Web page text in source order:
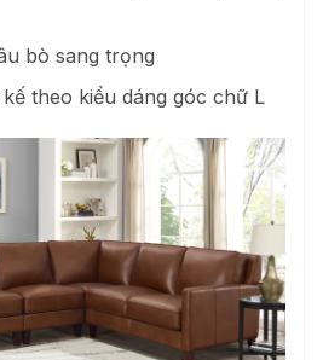
bò sang trọng
theo kiểu dáng góc chữ L